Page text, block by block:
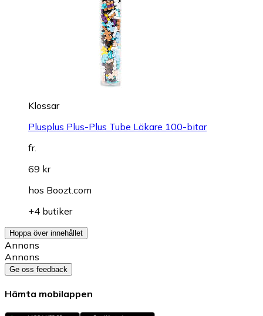
Klossar
Plusplus Plus-Plus Tube Läkare 100-bitar
fr.
69 kr
hos Boozt.com
+4 butiker
Hoppa över innehållet
Annons
Annons
Ge oss feedback
Hämta mobilappen